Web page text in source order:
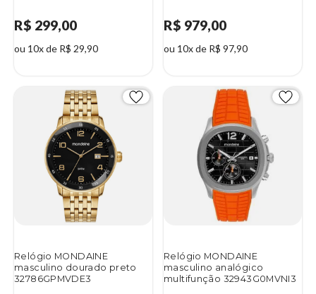
R$ 299,00
ou 10x de R$ 29,90
R$ 979,00
ou 10x de R$ 97,90
Relógio MONDAINE
masculino dourado preto
32786GPMVDE3
Relógio MONDAINE
masculino analógico
multifunção 32943G0MVNI3